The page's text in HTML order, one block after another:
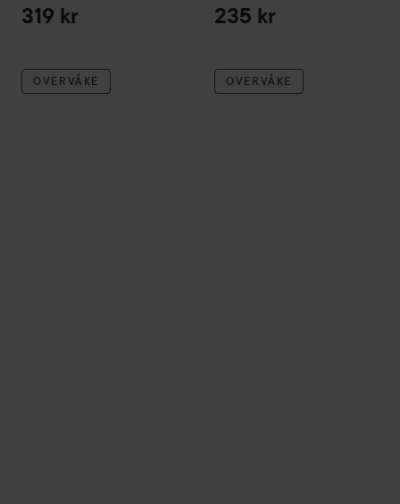
319 kr
OVERVÅKE
235 kr
OVERVÅKE